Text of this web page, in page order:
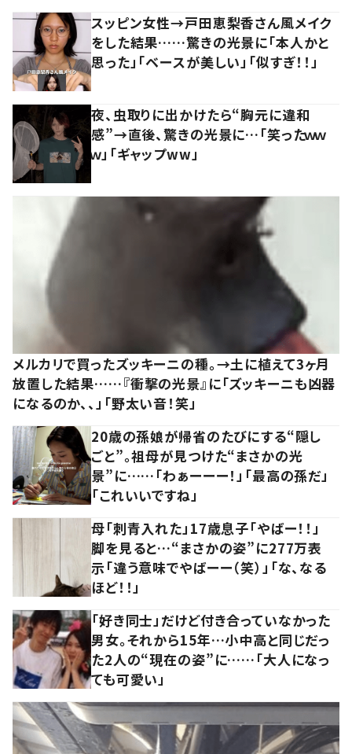
スッピン女性→戸田恵梨香さん風メイク
をした結果……驚きの光景に「本人かと
思った」「ベースが美しい」「似すぎ！！」
夜、虫取りに出かけたら“胸元に違和
感”→直後、驚きの光景に…「笑ったｗｗ
ｗ」「ギャップww」
メルカリで買ったズッキーニの種。→土に植えて3ヶ月
放置した結果……『衝撃の光景』に「ズッキーニも凶器
になるのか、、」「野太い音！笑」
20歳の孫娘が帰省のたびにする“隠し
ごと”。祖母が見つけた“まさかの光
景”に……「わぁーーー！」「最高の孫だ」
「これいいですね」
母「刺青入れた」17歳息子「やばー！！」
脚を見ると…“まさかの姿”に277万表
示「違う意味でやばーー（笑）」「な、なる
ほど！！」
「好き同士」だけど付き合っていなかった
男女。それから15年…小中高と同じだっ
た2人の“現在の姿”に……「大人になっ
ても可愛い」